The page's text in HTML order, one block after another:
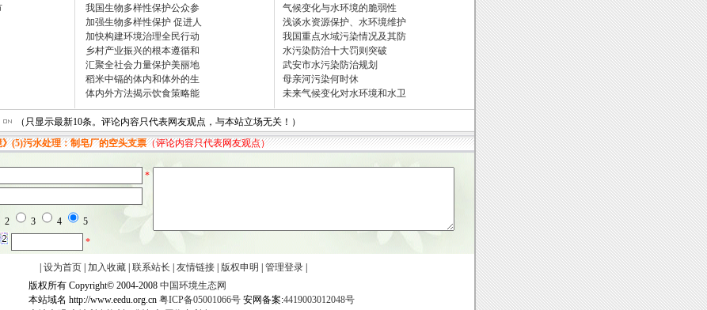
我国生物多样性保护公众参
加强生物多样性保护 促进人
加快构建环境治理全民行动
乡村产业振兴的根本遵循和
汇聚全社会力量保护美丽地
稻米中镉的体内和体外的生
体内外方法揭示饮食策略能
气候变化与水环境的脆弱性
浅谈水资源保护、水环境维护
我国重点水域污染情况及其防
水污染防治十大罚则突破
武安市水污染防治规划
母亲河污染何时休
未来气候变化对水环境和水卫
（只显示最新10条。评论内容只代表网友观点，与本站立场无关！）
设为首页 加入收藏 联系站长 友情链接 版权申明 管理登录
版权所有 Copyright© 2004-2008 中国环境生态网
本站域名 http://www.eedu.org.cn 粤ICP备05001066号 安网备案:4419003012048号